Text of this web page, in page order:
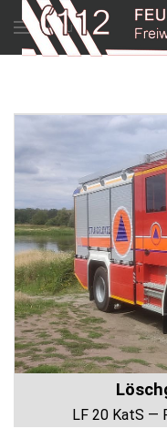
Menu
LF 20 KatS —